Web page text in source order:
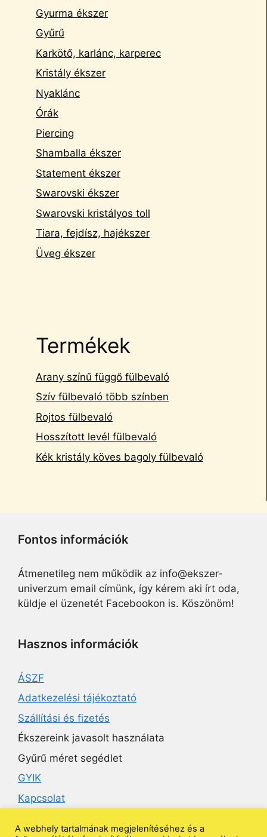
Gyurma ékszer
Gyűrű
Karkötő, karlánc, karperec
Kristály ékszer
Nyaklánc
Órák
Piercing
Shamballa ékszer
Statement ékszer
Swarovski ékszer
Swarovski kristályos toll
Tiara, fejdísz, hajékszer
Üveg ékszer
Termékek
Arany színű függő fülbevaló
Szív fülbevaló több színben
Rojtos fülbevaló
Hosszított levél fülbevaló
Kék kristály köves bagoly fülbevaló
Fontos információk
Átmenetileg nem működik az info@ekszer-
univerzum email címünk, így kérem aki írt oda,
küldje el üzenetét Facebookon is. Köszönöm!
Hasznos információk
ÁSZF
Adatkezelési tájékoztató
Szállítási és fizetés
Ékszereink javasolt használata
Gyűrű méret segédlet
GYIK
Kapcsolat
A webhely tartalmának megjelenítéséhez és a